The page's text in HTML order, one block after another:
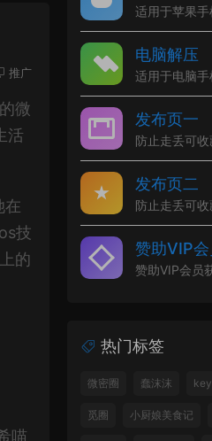
推广
微
活
在
技
的
喵
适用于苹果手
电脑解压
适用于电脑手
发布页一
防止走丢可
发布页二
防止走丢可
赞助VIP会
赞助VIP会员
热门标签
微密圈 蠢沫沫
觅圈 小厨娘美食记